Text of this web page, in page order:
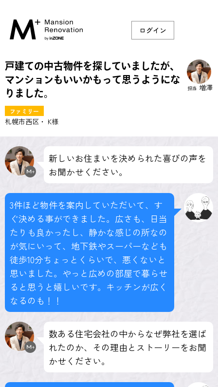
ログイン
戸建ての中古物件を探していましたが、
マンションもいいかもって思うようにな
りました。
ファミリー
札幌市西区・ K様
担当 増澤
新しいお住まいを決められた喜びの声を
お聞かせください。
3件ほど物件を案内していただいて、す
ぐ決める事ができました。広さも、日当
たりも良かったし、静かな感じの所なの
が気にいって、地下鉄やスーパーなども
徒歩10分ちょっとくらいで、悪くないと
思いました。やっと広めの部屋で暮らせ
ると思うと嬉しいです。キッチンが広く
なるのも！！
数ある住宅会社の中からなぜ弊社を選ば
れたのか、その理由とストーリーをお聞
かせください。